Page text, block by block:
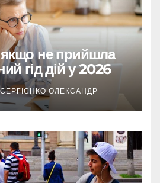
не прийшла
гід дій у 2026
СЕРГІЄНКО ОЛЕКСАНДР